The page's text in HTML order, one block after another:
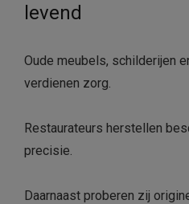
levend
Oude meubels, schilderijen
verdienen zorg.
Restaurateurs herstellen
precisie.
Daarnaast proberen zij